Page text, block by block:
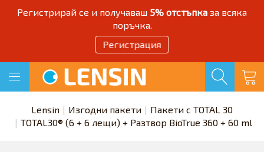
Регистрирай се и получаваш 5% отстъпка за всяка
поръчка.
Регистрация
Lensin Изгодни пакети
Пакети с TOTAL 30
TOTAL30® (6 + 6 лещи) + Разтвор BioTrue 360 + 60 ml